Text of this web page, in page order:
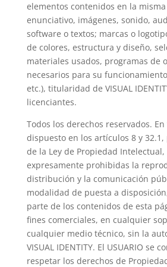
elementos contenidos en la
enunciativo, imágenes, sonido,
software o textos; marcas o
de colores, estructura y diseño,
materiales usados, programas de
necesarios para su
etc.), titularidad de VISUAL
licenciantes.
Todos los derechos reservados.
dispuesto en los artículos 8 y
de la Ley de Propiedad
expresamente prohibidas la
distribución y la comunicación
modalidad de puesta a
parte de los contenidos de esta
fines comerciales, en cualquier
cualquier medio técnico, sin la
VISUAL IDENTITY. El USUARIO se
respetar los derechos de